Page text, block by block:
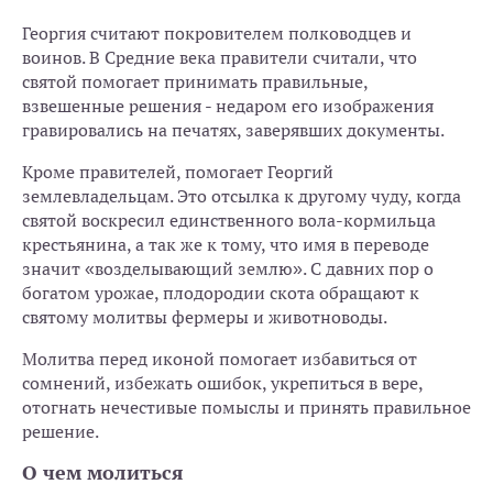
Георгия считают покровителем полководцев и
воинов. В Средние века правители считали, что
святой помогает принимать правильные,
взвешенные решения - недаром его изображения
гравировались на печатях, заверявших документы.
Кроме правителей, помогает Георгий
землевладельцам. Это отсылка к другому чуду, когда
святой воскресил единственного вола-кормильца
крестьянина, а так же к тому, что имя в переводе
значит «возделывающий землю». С давних пор о
богатом урожае, плодородии скота обращают к
святому молитвы фермеры и животноводы.
Молитва перед иконой помогает избавиться от
сомнений, избежать ошибок, укрепиться в вере,
отогнать нечестивые помыслы и принять правильное
решение.
О чем молиться